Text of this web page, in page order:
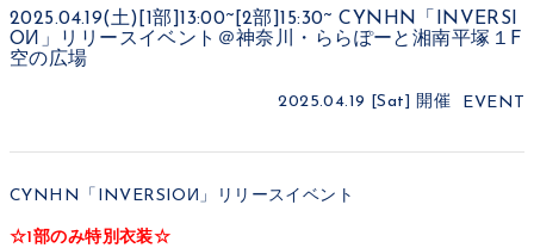
2025.04.19(土)[1部]13:00~[2部]15:30~ CYNHN「INVERSI
OИ」リリースイベント＠神奈川・ららぽーと湘南平塚１F
空の広場
2025.04.19 [Sat] 開催 EVENT
CYNHN「INVERSIOИ」リリースイベント
☆1部のみ特別衣装☆